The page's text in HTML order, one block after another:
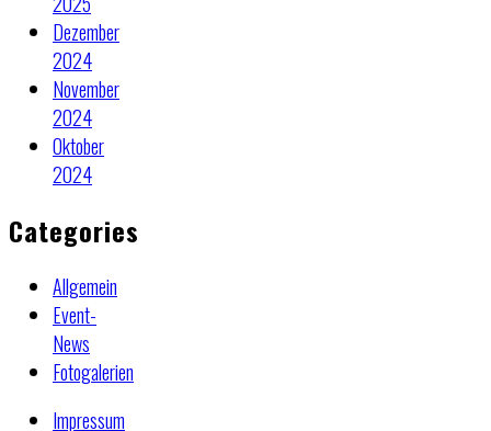
Dezember
2024
November
2024
Oktober
2024
Categories
Allgemein
Event-
News
Fotogalerien
Impressum